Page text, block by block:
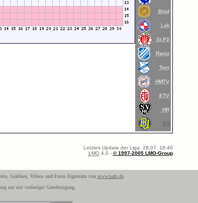
Brüd
Lok
St.P2
Rantz
Torn
HMTV
ETV
HR
BU
Letztes Update der Liga: 28.07. 18.40
LMO4.0 - © 1997-2005 LMO-Group
Grafiken, Videos und Fotos Eigentum von www.hafo.de.
nur mit vorheriger Genehmigung.